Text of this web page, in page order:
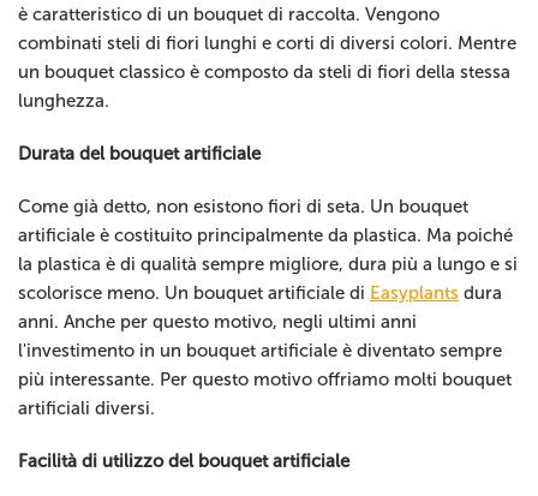
è caratteristico di un bouquet di raccolta. Vengono
combinati steli di fiori lunghi e corti di diversi colori. Mentre
un bouquet classico è composto da steli di fiori della stessa
lunghezza.
Durata del bouquet artificiale
Come già detto, non esistono fiori di seta. Un bouquet
artificiale è costituito principalmente da plastica. Ma poiché
la plastica è di qualità sempre migliore, dura più a lungo e si
scolorisce meno. Un bouquet artificiale di Easyplants dura
anni. Anche per questo motivo, negli ultimi anni
l'investimento in un bouquet artificiale è diventato sempre
più interessante. Per questo motivo offriamo molti bouquet
artificiali diversi.
Facilità di utilizzo del bouquet artificiale